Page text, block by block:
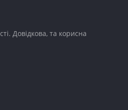
Довідкова, та корисна